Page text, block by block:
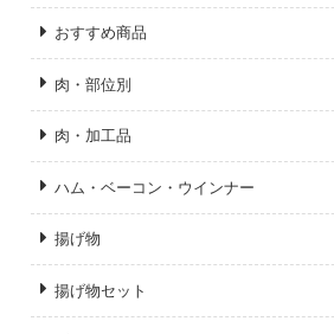
おすすめ商品
肉・部位別
肉・加工品
ハム・ベーコン・ウインナー
揚げ物
揚げ物セット